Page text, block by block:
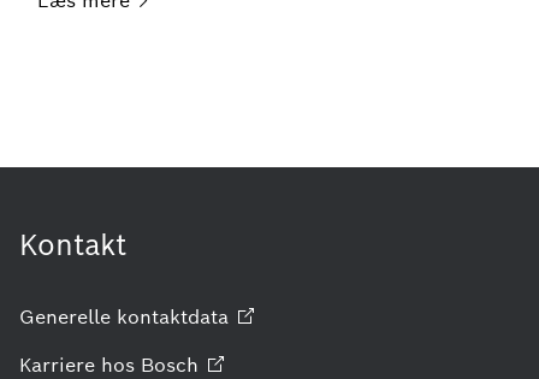
Kontakt
Generelle kontaktdata
Karriere hos Bosch